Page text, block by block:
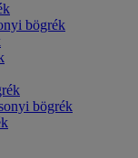
bögrék
bögrék